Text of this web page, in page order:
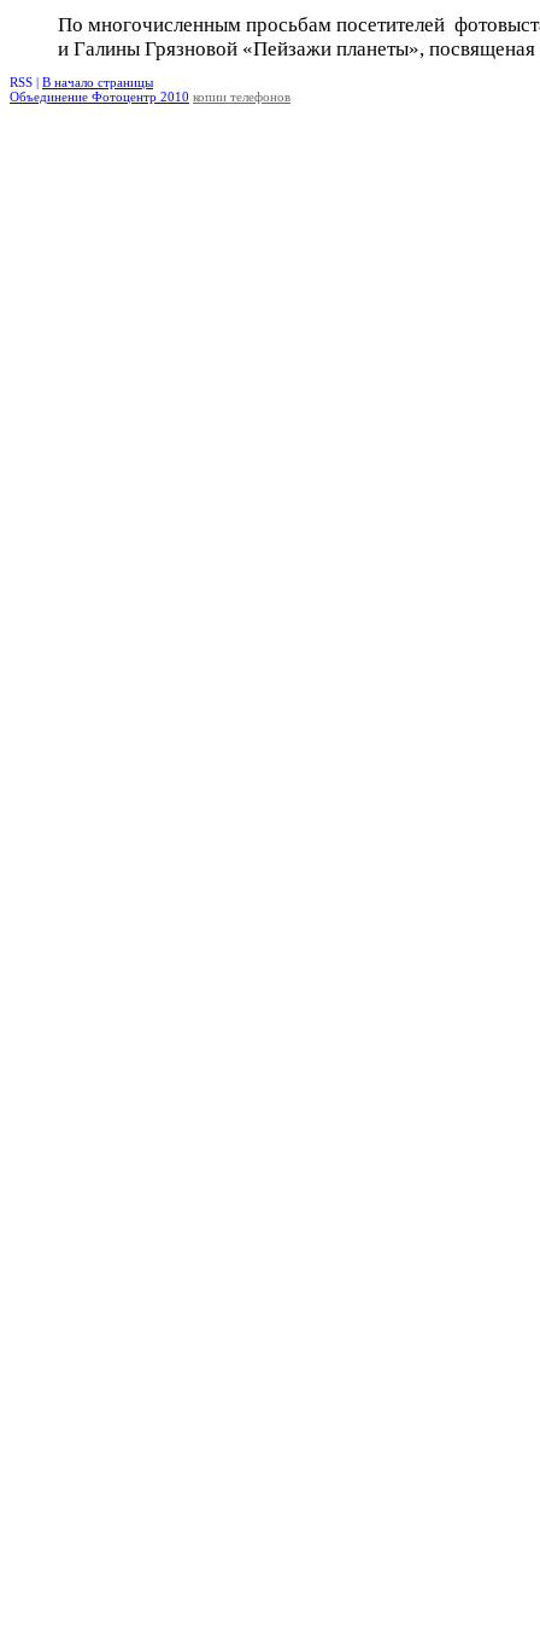
По многочисленным просьбам посетителей
и Галины Грязновой «Пейзажи планеты», посвященая
RSS | В начало страницы
Объединение Фотоцентр 2010 копии телефонов